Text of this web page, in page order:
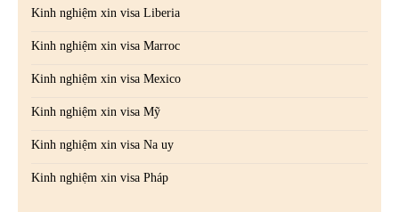
Kinh nghiệm xin visa Liberia
Kinh nghiệm xin visa Marroc
Kinh nghiệm xin visa Mexico
Kinh nghiệm xin visa Mỹ
Kinh nghiệm xin visa Na uy
Kinh nghiệm xin visa Pháp